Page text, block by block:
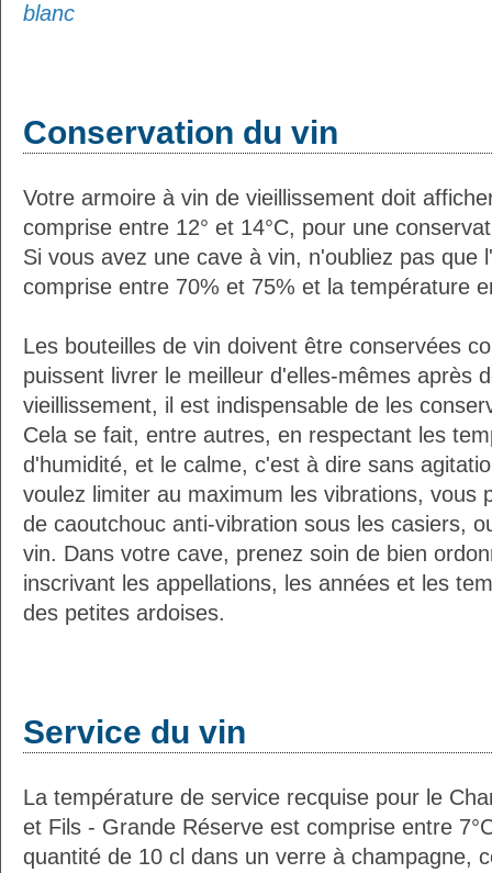
blanc
Conservation du vin
Votre armoire à vin de vieillissement doit
comprise entre 12° et 14°C, pour une
Si vous avez une cave à vin, n'oubliez pas que
comprise entre 70% et 75% et la température
Les bouteilles de vin doivent être conservées
puissent livrer le meilleur d'elles-mêmes après
vieillissement, il est indispensable de les
Cela se fait, entre autres, en respectant les
d'humidité, et le calme, c'est à dire sans
voulez limiter au maximum les vibrations, vous
de caoutchouc anti-vibration sous les casiers,
vin. Dans votre cave, prenez soin de bien
inscrivant les appellations, les années et les
des petites ardoises.
Service du vin
La température de service recquise pour le
et Fils - Grande Réserve est comprise entre
quantité de 10 cl dans un verre à champagne,